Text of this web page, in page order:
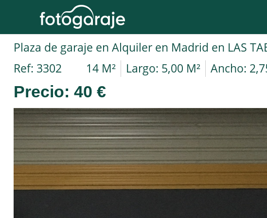
Plaza de garaje en Alquiler en Madrid en LAS
Ref: 3302
14 M² Largo: 5,00 M² Ancho:
Precio: 40 €